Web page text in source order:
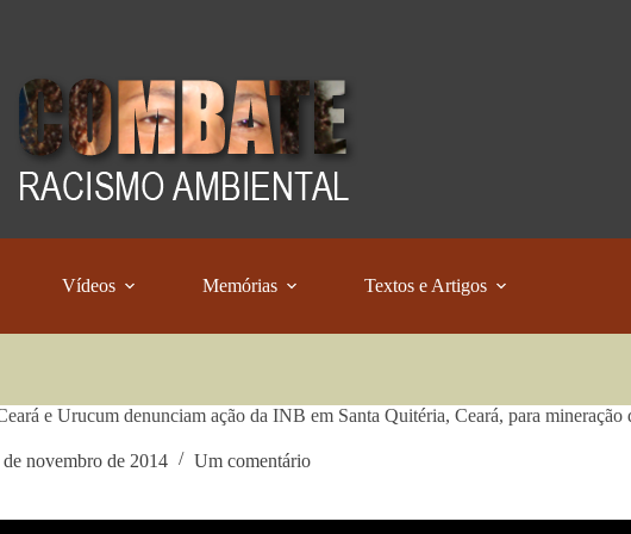
Vídeos Memórias Textos e Artigos
e Urucum denunciam ação da INB em Santa Quitéria, Ceará, para mineração
de novembro de 2014 Um comentário